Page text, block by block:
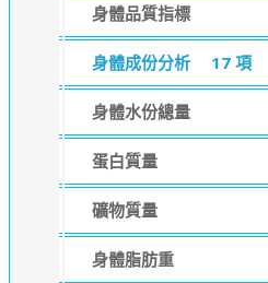
身體品質指標
身體成份分析 17 項
身體水份總量
蛋白質量
礦物質量
身體脂肪重